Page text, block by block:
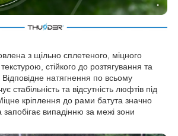
з щільно сплетеного, міцного
стійкого до розтягування та
натягнення по всьому
стабільність та відсутність люфтів під
кріплення до рами батута значно
запобігає випадінню за межі зони